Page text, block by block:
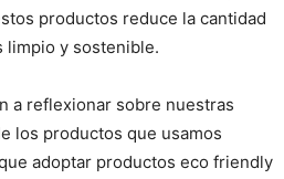
productos reduce la cantidad
limpio y sostenible.
a reflexionar sobre nuestras
los productos que usamos
adoptar productos eco friendly